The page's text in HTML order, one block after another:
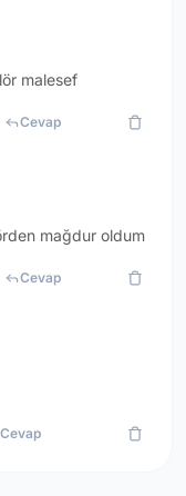
malesef
Cevap
mağdur oldum
Cevap
Cevap